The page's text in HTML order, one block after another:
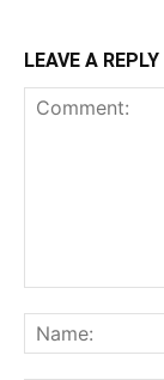
LEAVE A REPLY